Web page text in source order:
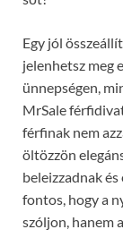
Egy jól
jelenhetsz meg
ünnepségen,
MrSale
férfinak nem
öltözzön
beleizzadnak és
fontos, hogy a
szóljon, hanem